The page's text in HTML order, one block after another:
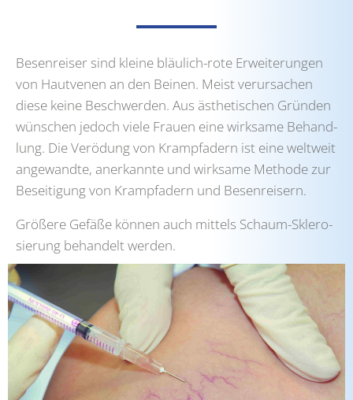
Besen­rei­ser sind klei­ne bläu­lich-rote Erwei­te­run­gen
von Haut­ve­nen an den Bei­nen. Meist ver­ur­sa­chen
die­se kei­ne Beschwer­den. Aus ästhe­ti­schen Grün­den
wün­schen jedoch vie­le Frau­en eine wirk­sa­me Behand­
lung. Die Ver­ödung von Krampf­adern ist eine welt­weit
ange­wand­te, aner­kann­te und wirk­sa­me Metho­de zur
Besei­ti­gung von Krampf­adern und Besen­rei­sern.
Grö­ße­re Gefä­ße kön­nen auch mit­tels Schaum-Skle­ro­
sie­rung behan­delt wer­den.